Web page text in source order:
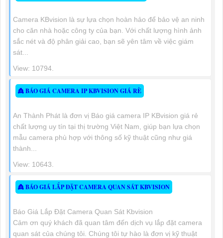
Camera KBvision là sự lựa chọn hoàn hảo để bảo vệ an ninh
cho căn nhà hoặc công ty của bạn. Với chất lượng hình ảnh
sắc nét và độ phân giải cao, bạn sẽ yên tâm về việc giám
sát...
View: 10794.
👸 BÁO GIÁ CAMERA IP KBVISION GIÁ RÈ
An Thành Phát là đơn vị Báo giá camera IP KBvision giá rẻ
chất lượng uy tín tại thị trường Việt Nam, giúp bạn lựa chọn
mẫu camera phù hợp với thông số kỹ thuật cũng như giá
thành...
View: 10643.
👸 BÁO GIÁ LẮP ĐẶT CAMERA QUAN SÁT KBVISION
Báo Giá Lắp Đặt Camera Quan Sát Kbvision
Cảm ơn quý khách đã quan tâm đến dịch vụ lắp đặt camera
quan sát của chúng tôi. Chúng tôi tự hào là đơn vị kỹ thuật